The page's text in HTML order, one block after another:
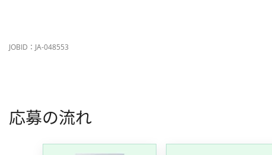
JOBID：JA-048553
応募の流れ